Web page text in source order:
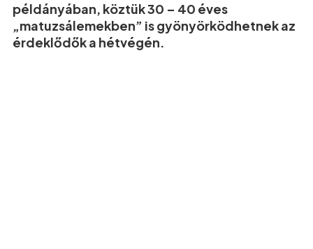
példányában, köztük 30 – 40 éves
„matuzsálemekben” is gyönyörködhetnek az
érdeklődők a hétvégén.